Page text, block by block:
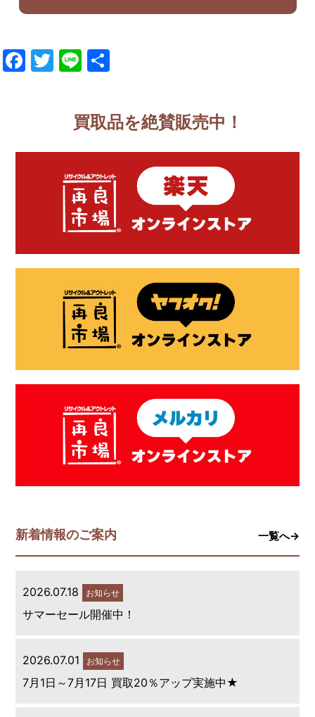
Facebook
Twitter
Line
買取品を絶賛販売中！
新着情報のご案内 一覧へ→
2026.07.18 お知らせ
サマーセール開催中！
2026.07.01 お知らせ
7月1日～7月17日 買取20％アップ実施中★